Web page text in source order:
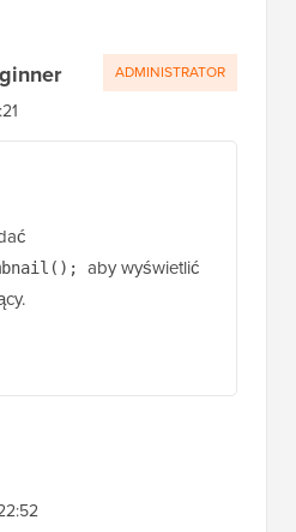
aby wyświetlić
ADMINISTRATOR